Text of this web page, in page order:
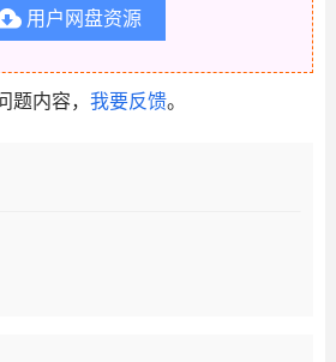
用户网盘资源
题内容， 我要反馈。